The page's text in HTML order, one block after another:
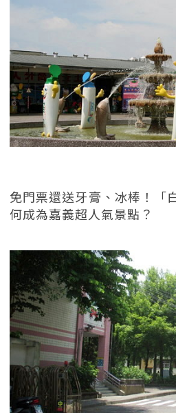
免門票還送牙膏、冰棒！「
何成為嘉義超人氣景點？